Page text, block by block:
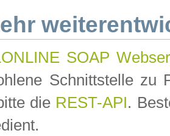
SOAP
Schnittstelle zu
die REST-API.